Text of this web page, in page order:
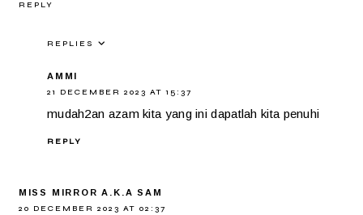
REPLY
REPLIES
AMMI
21 DECEMBER 2023 AT 15:37
mudah2an azam kita yang ini dapatlah kita penuhi
REPLY
MISS MIRROR A.K.A SAM
20 DECEMBER 2023 AT 02:37